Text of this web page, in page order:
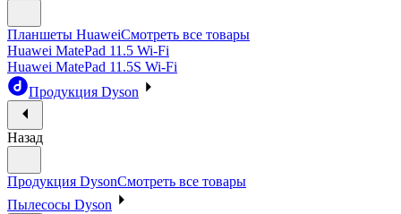
Планшеты HuaweiСмотреть все товары
Huawei MatePad 11.5 Wi-Fi
Huawei MatePad 11.5S Wi-Fi
Продукция Dyson
Назад
Продукция DysonСмотреть все товары
Пылесосы Dyson